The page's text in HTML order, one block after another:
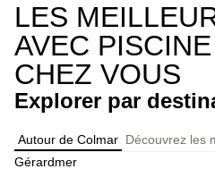
LES
AVEC
CHEZ VOUS
Explorer par
Autour de Colmar Découvrez les
Gérardmer